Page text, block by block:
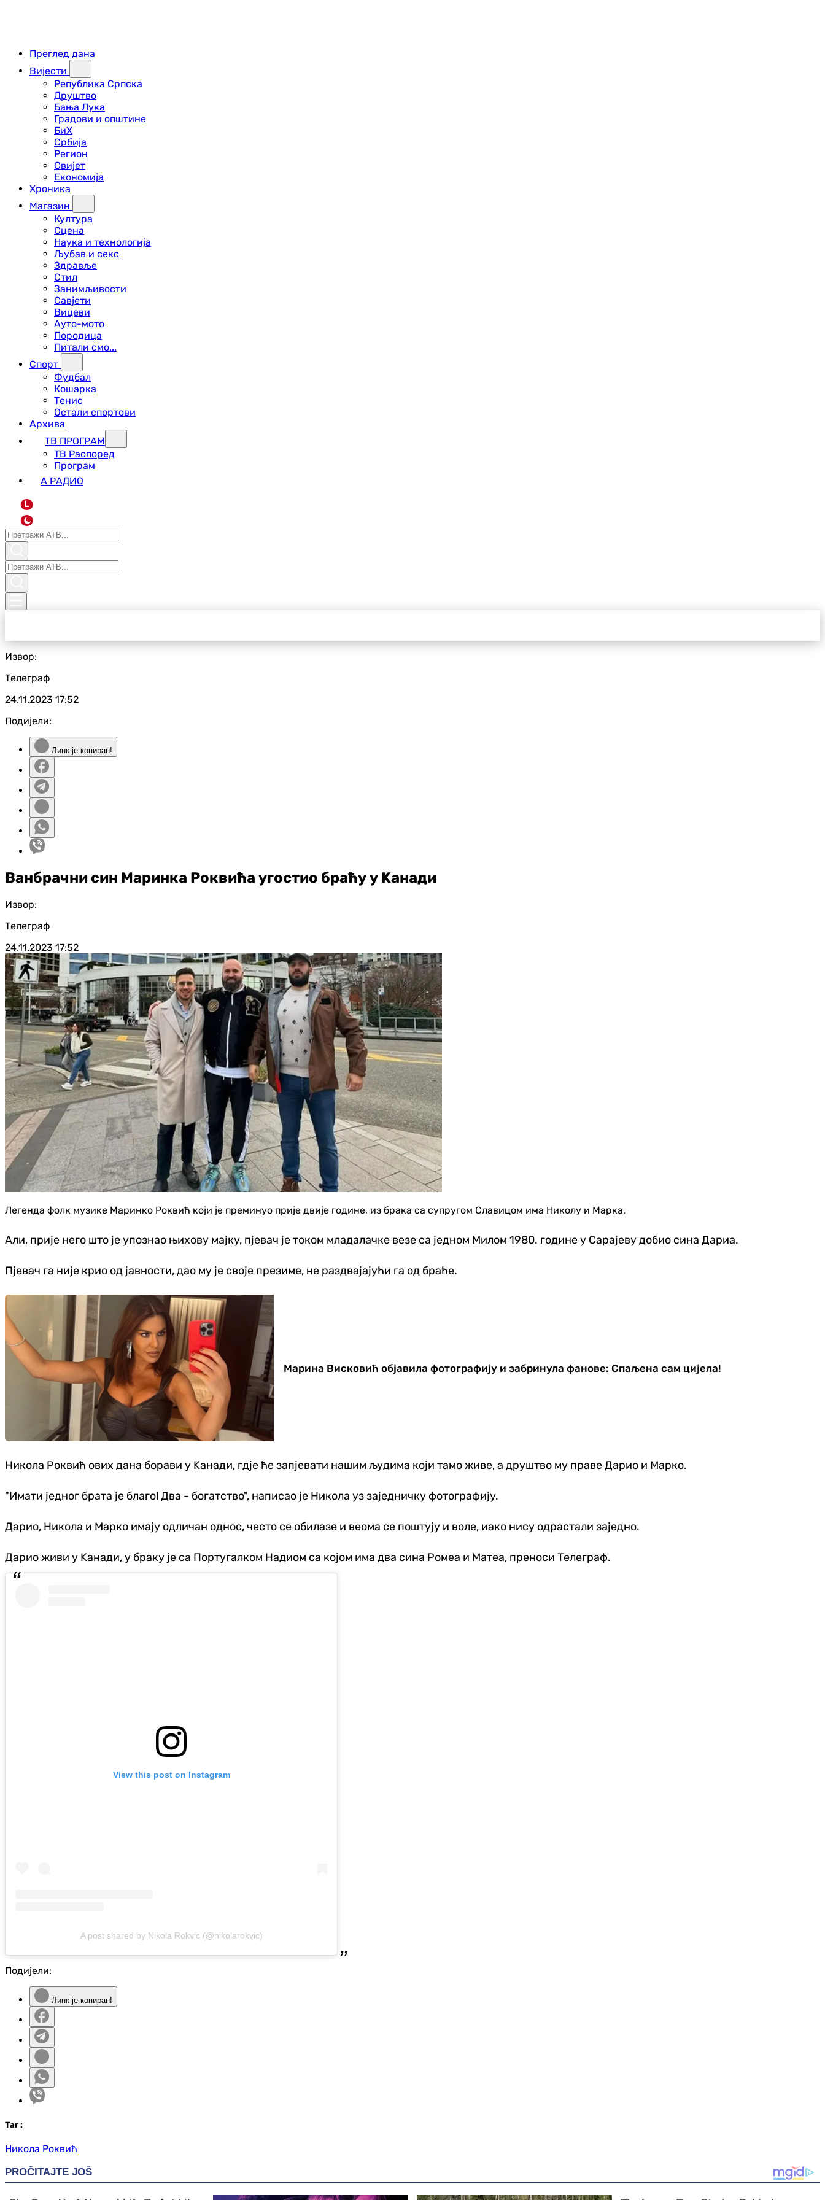
Преглед дана
Вијести
Република Српска
Друштво
Бања Лука
Градови и општине
БиХ
Србија
Регион
Свијет
Економија
Хроника
Магазин
Култура
Сцена
Наука и технологија
Љубав и секс
Здравље
Стил
Занимљивости
Савјети
Вицеви
Ауто-мото
Породица
Питали смо...
Спорт
Фудбал
Кошарка
Тенис
Остали спортови
Архива
ТВ ПРОГРАМ
ТВ Распоред
Програм
А РАДИО
L
Извор:
Телеграф
24.11.2023 17:52
Подијели:
Линк је копиран!
Ванбрачни син Маринка Роквића угостио браћу у Kанади
Извор:
Телеграф
24.11.2023 17:52
Легенда фолк музике Маринко Роквић који је преминуо прије двије године, из брака са супругом Славицом има Николу и Марка.
Али, прије него што је упознао њихову мајку, пјевач је током младалачке везе са једном Милом 1980. године у Сарајеву добио сина Дариа.
Пјевач га није крио од јавности, дао му је своје презиме, не раздвајајући га од браће.
Марина Висковић објавила фотографију и забринула фанове: Спаљена сам цијела!
Никола Роквић ових дана борави у Kанади, гдје ће запјевати нашим људима који тамо живе, а друштво му праве Дарио и Марко.
"Имати једног брата је благо! Два - богатство", написао је Никола уз заједничку фотографију.
Дарио, Никола и Марко имају одличан однос, често се обилазе и веома се поштују и воле, иако нису одрастали заједно.
Дарио живи у Kанади, у браку је са Португалком Надиом са којом има два сина Ромеа и Матеа, преноси Телеграф.
View this post on Instagram
A post shared by Nikola Rokvic (@nikolarokvic)
Подијели:
Линк је копиран!
Таг :
Никола Роквић